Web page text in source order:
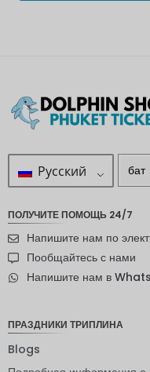
Русский бат
я
ПОЛУЧИТЕ ПОМОЩЬ 24/7
Напишите нам по
Пообщайтесь с нами
Напишите нам в
ПРАЗДНИКИ ТРИПЛИНА
Blogs